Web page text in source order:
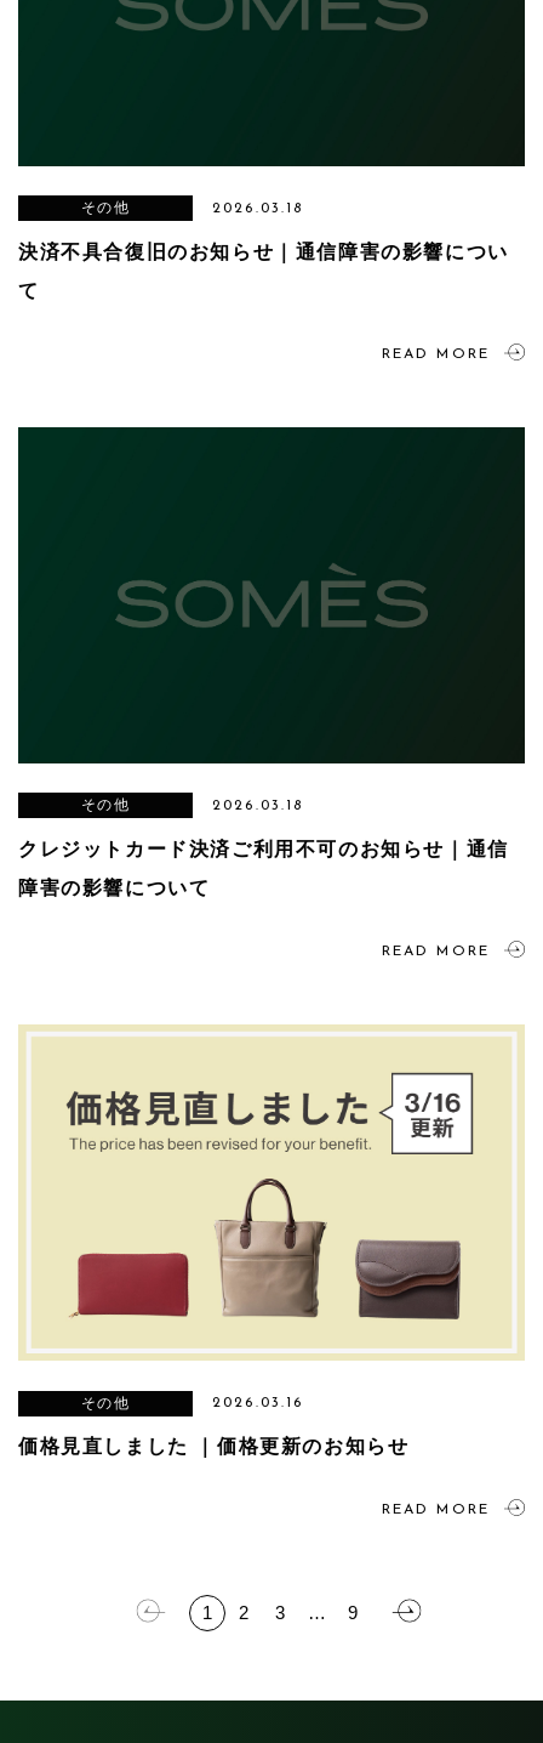
その他 2026.03.18
決済不具合復旧のお知らせ｜通信障害の影響につい
て
READ MORE
その他 2026.03.18
クレジットカード決済ご利用不可のお知らせ｜通信
障害の影響について
READ MORE
その他 2026.03.16
価格見直しました ｜価格更新のお知らせ
READ MORE
1 2 3 … 9